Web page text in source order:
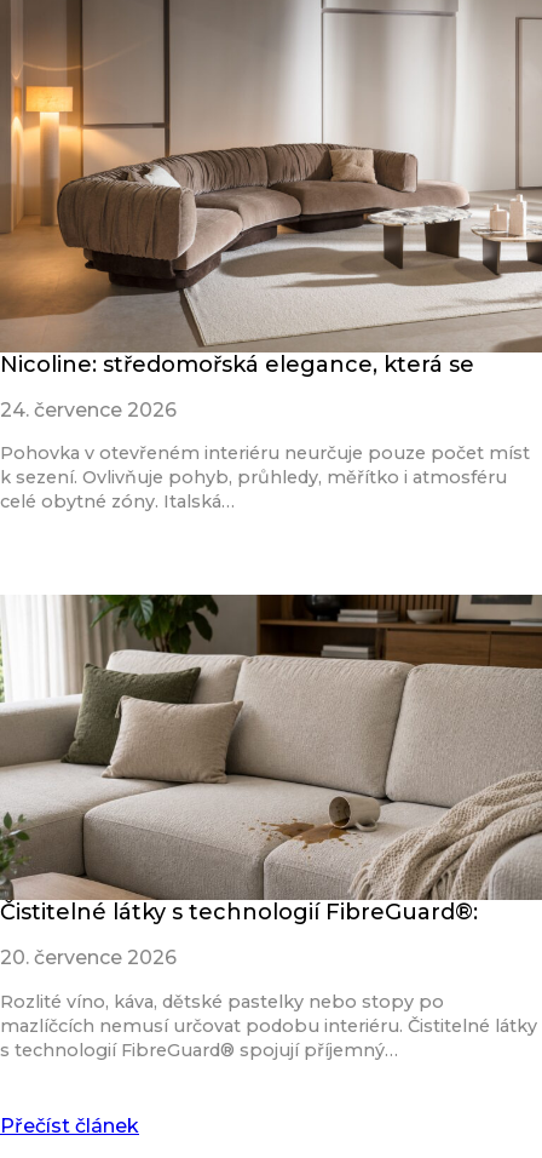
Nicoline: středomořská elegance, která se
24. července 2026
Pohovka v otevřeném interiéru neurčuje pouze počet míst
k sezení. Ovlivňuje pohyb, průhledy, měřítko i atmosféru
celé obytné zóny. Italská…
Čistitelné látky s technologií FibreGuard®:
20. července 2026
Rozlité víno, káva, dětské pastelky nebo stopy po
mazlíčcích nemusí určovat podobu interiéru. Čistitelné látky
s technologií FibreGuard® spojují příjemný…
Přečíst článek